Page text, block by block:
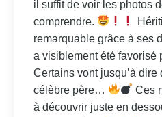
il suffit de voir les photos
comprendre.
remarquable grâce à ses
a visiblement été favorisé
Certains vont jusqu’à dire
célèbre père…
Ces
à découvrir juste en